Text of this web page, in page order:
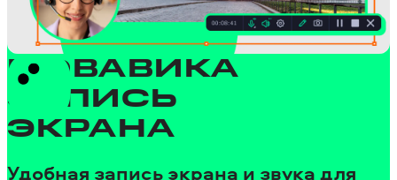
МОВАВИКА
ЗАПИСЬ
ЭКРАНА
Удобная запись экрана и звука для